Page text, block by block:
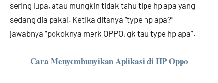
sering lupa, atau mungkin tidak tahu tipe hp apa yang
sedang dia pakai. Ketika ditanya “type hp apa?”
jawabnya “pokoknya merk OPPO, gk tau type hp apa”.
Cara Menyembunyikan Aplikasi di HP Oppo